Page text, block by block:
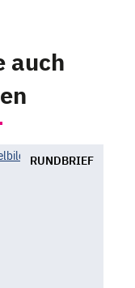
auch
RUNDBRIEF